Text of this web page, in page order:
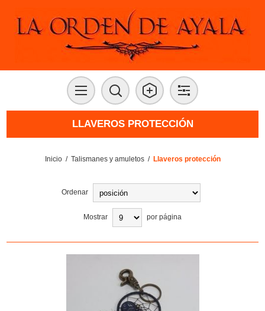
LLAVEROS PROTECCIÓN
Inicio / Talismanes y amuletos / Llaveros protección
Ordenar
Mostrar por página